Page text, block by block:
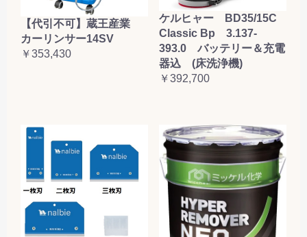
【代引不可】蔵王産業
カーリンサー14SV
￥353,430
ケルヒャー BD35/15C
Classic Bp 3.137-
393.0 バッテリー＆充電
器込 (床洗浄機)
￥392,700